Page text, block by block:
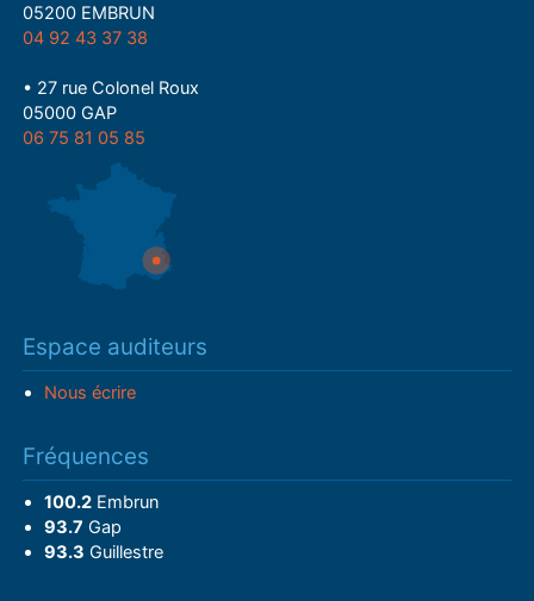
05200 EMBRUN
04 92 43 37 38
• 27 rue Colonel Roux
05000 GAP
06 75 81 05 85
Espace auditeurs
Nous écrire
Fréquences
100.2Embrun
93.7 Gap
93.3 Guillestre